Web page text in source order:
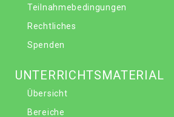
Teilnahmebedingungen
Rechtliches
Spenden
UNTERRICHTSMATERIAL
Übersicht
Bereiche